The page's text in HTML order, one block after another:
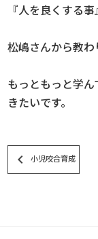
『人を良くする
松嶋さんから教わ
もっともっと学
きたいです。
keyboard_arrow_left 小児咬合育成